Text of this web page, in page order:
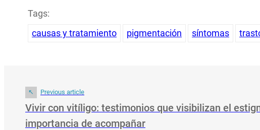
Tags:
causas y tratamiento
pigmentación síntomas
Previous article
Vivir con vitíligo: testimonios que visibilizan el
importancia de acompañar